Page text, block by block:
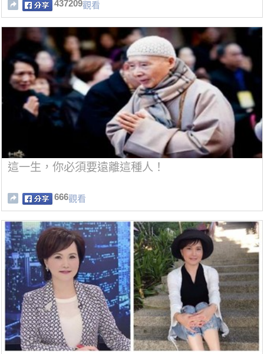
437209觀看
這一生，你必須要遠離這種人！
666觀看